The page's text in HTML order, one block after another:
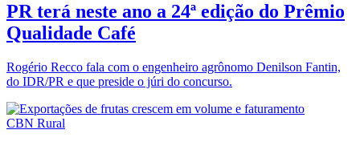
PR terá neste ano a 24ª edição do Prêmio
Qualidade Café
Rogério Recco fala com o engenheiro agrônomo Denilson Fantin,
do IDR/PR e que preside o júri do concurso.
CBN Rural